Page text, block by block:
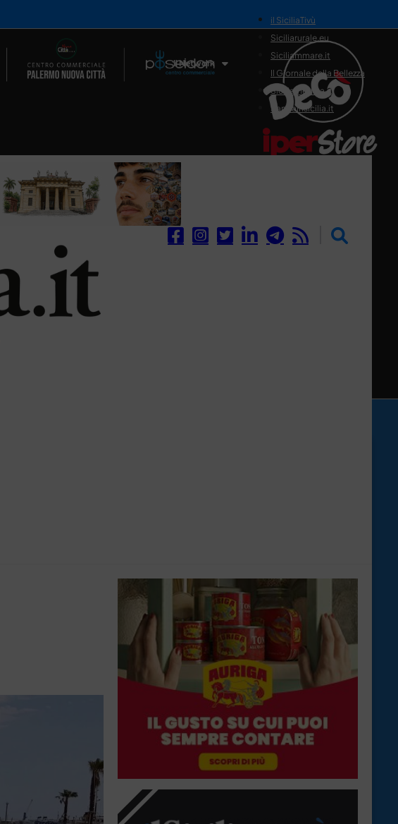
Il Network
il SiciliaTivù
Siciliarurale.eu
Siciliammare.it
Il Giornale della Bellezza
Siciliamedica.it
Sanitainsicilia.it